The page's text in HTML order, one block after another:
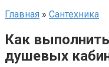
Главная » Сантехника
Как
душевых